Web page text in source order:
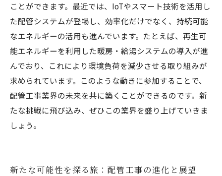
ことができます。最近では、IoTやスマート技術を活用し
た配管システムが登場し、効率化だけでなく、持続可能
なエネルギーの活用も進んでいます。たとえば、再生可
能エネルギーを利用した暖房・給湯システムの導入が進
んでおり、これにより環境負荷を減少させる取り組みが
求められています。このような動きに参加することで、
配管工事業界の未来を共に築くことができるのです。新
たな挑戦に飛び込み、ぜひこの業界を盛り上げていきま
しょう。
新たな可能性を探る旅：配管工事の進化と展望